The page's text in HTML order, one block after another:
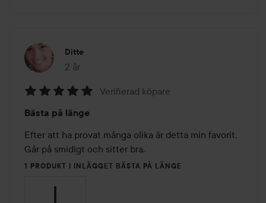
Ditte
2 år
Inlägget skapades 2 år
5
av
5
Verifierad köpare
Bästa på länge
Efter att ha provat många olika är detta min favorit.
Går på smidigt och sitter bra.
1 PRODUKT I INLÄGGET BÄSTA PÅ LÄNGE